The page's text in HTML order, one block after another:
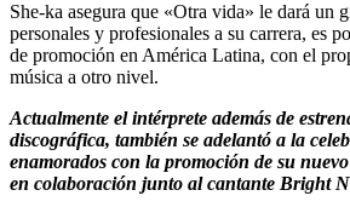
She-ka asegura que «Otra vida» le dará un
personales y profesionales a su carrera, es
de promoción en América Latina, con el
música a otro nivel.
Actualmente el intérprete además de
discográfica, también se adelantó a la
enamorados con la promoción de su
en colaboración junto al cantante Bright